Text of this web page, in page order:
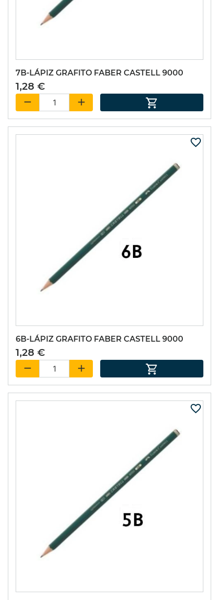
7B-LÁPIZ GRAFITO FABER CASTELL 9000
1,28 €
6B-LÁPIZ GRAFITO FABER CASTELL 9000
1,28 €